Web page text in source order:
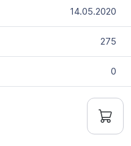
14.05.2020
275
0